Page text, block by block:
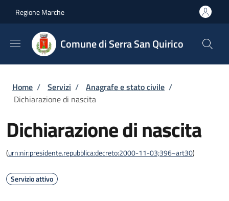
Regione Marche
Comune di Serra San Quirico
Briciole di pane
Home / Servizi / Anagrafe e stato civile /
Dichiarazione di nascita
Dichiarazione di nascita
(urn:nir:presidente.repubblica:decreto:2000-11-03;396~art30)
Servizio attivo